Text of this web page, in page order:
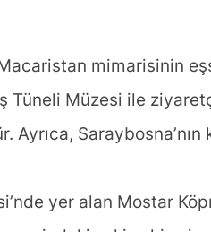
mimarisinin
Tüneli Müzesi ile
yer alan Mostar